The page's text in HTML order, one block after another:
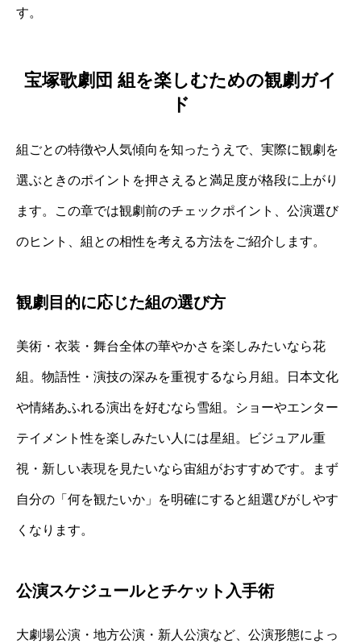
す。
宝塚歌劇団 組を楽しむための観劇ガイ
ド
組ごとの特徴や人気傾向を知ったうえで、実際に観劇を
選ぶときのポイントを押さえると満足度が格段に上がり
ます。この章では観劇前のチェックポイント、公演選び
のヒント、組との相性を考える方法をご紹介します。
観劇目的に応じた組の選び方
美術・衣装・舞台全体の華やかさを楽しみたいなら花
組。物語性・演技の深みを重視するなら月組。日本文化
や情緒あふれる演出を好むなら雪組。ショーやエンター
テイメント性を楽しみたい人には星組。ビジュアル重
視・新しい表現を見たいなら宙組がおすすめです。まず
自分の「何を観たいか」を明確にすると組選びがしやす
くなります。
公演スケジュールとチケット入手術
大劇場公演・地方公演・新人公演など、公演形態によっ